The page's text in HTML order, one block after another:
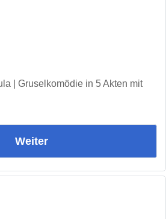
| Gruselkomödie in 5 Akten mit
Weiter